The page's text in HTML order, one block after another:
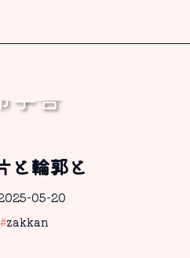
学舎
と輪郭と
05-20
#zakkan